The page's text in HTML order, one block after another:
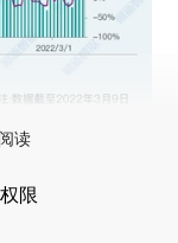
读
限